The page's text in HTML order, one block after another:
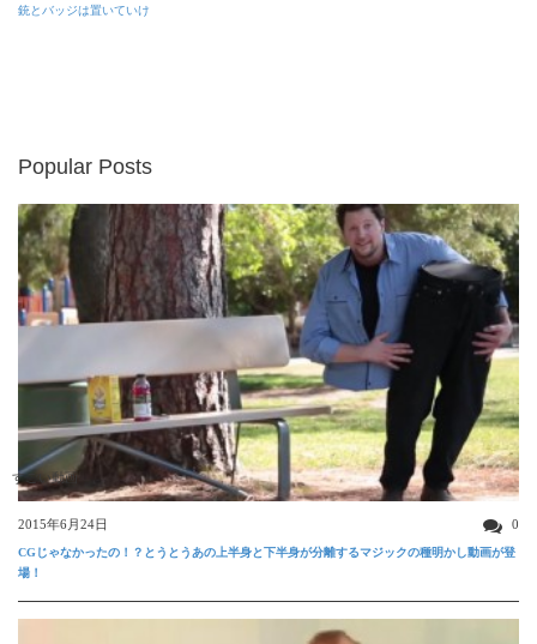
銃とバッジは置いていけ
Popular Posts
すごい動画
2015年6月24日 0
CGじゃなかったの！？とうとうあの上半身と下半身が分離するマジックの種明かし動画が登
場！